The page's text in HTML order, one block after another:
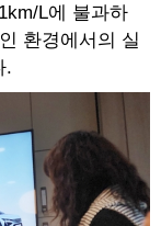
L에 불과하
환경에서의 실
.